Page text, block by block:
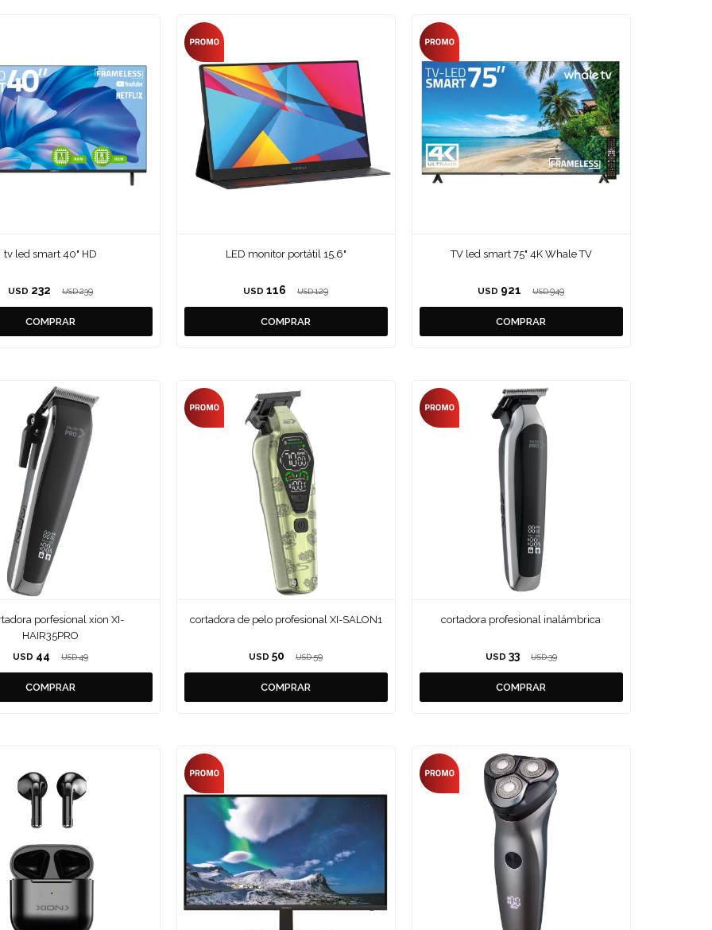
tv led smart 40" HD
USD 232 USD 239
LED monitor portátil 15,6"
USD 116 USD 129
TV led smart 75" 4K Whale TV
USD 921 USD 949
porfesional xion XI-
HAIR35PRO
USD 44 USD 49
cortadora de pelo profesional XI-SALON1
USD 50 USD 59
cortadora profesional inalámbrica
USD 33 USD 39